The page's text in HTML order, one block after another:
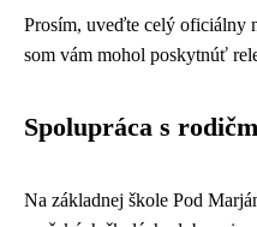
Prosím, uveďte celý oficiálny
som vám mohol poskytnúť
Spolupráca s
Na základnej škole Pod